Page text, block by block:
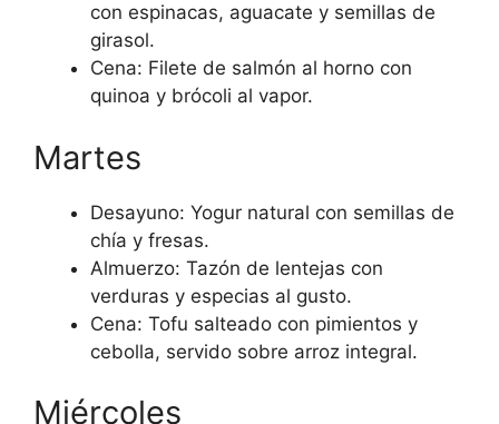
con espinacas, aguacate y semillas de
girasol.
Cena: Filete de salmón al horno con
quinoa y brócoli al vapor.
Martes
Desayuno: Yogur natural con semillas de
chía y fresas.
Almuerzo: Tazón de lentejas con
verduras y especias al gusto.
Cena: Tofu salteado con pimientos y
cebolla, servido sobre arroz integral.
Miércoles